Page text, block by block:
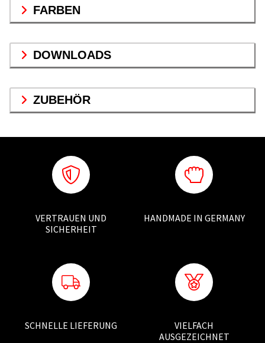
FARBEN
DOWNLOADS
ZUBEHÖR
VERTRAUEN UND
SICHERHEIT
HANDMADE IN GERMANY
SCHNELLE LIEFERUNG
VIELFACH
AUSGEZEICHNET